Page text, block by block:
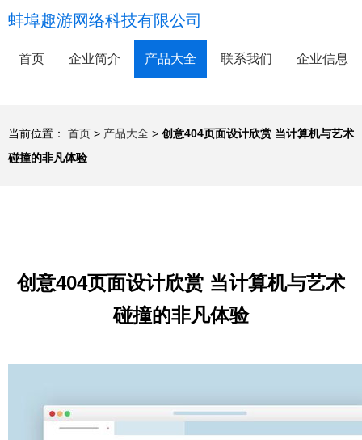
蚌埠趣游网络科技有限公司
首页 企业简介 产品大全 联系我们 企业信息
当前位置： 首页 > 产品大全 > 创意404页面设计欣赏 当计算机与艺术
碰撞的非凡体验
创意404页面设计欣赏 当计算机与艺术
碰撞的非凡体验